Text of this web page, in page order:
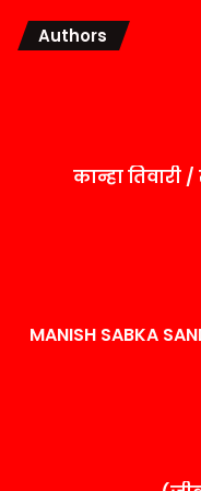
Authors
कान्हा
MANISH SABKA